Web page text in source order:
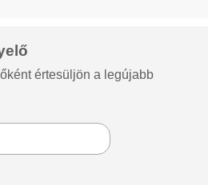
értesüljön a legújabb